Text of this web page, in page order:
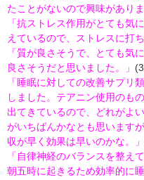
たことがないので興味がありま
「抗ストレス作用がとても気
えているので、ストレスに打
「質が良さそうで、とても気
良さそうだと思いました。」
「睡眠に対しての改善サプリ
しました。テアニン使用のも
出てきているので、どれがよ
がいちばんかなとも思います
収が早く効果は早いのかな。」
「自律神経のバランスを整え
朝五時に起きるため効率的に